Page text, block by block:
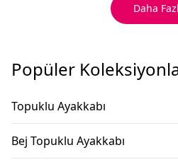
Daha
Popüler
Topuklu Ayakkabı
Bej Topuklu Ayakkabı